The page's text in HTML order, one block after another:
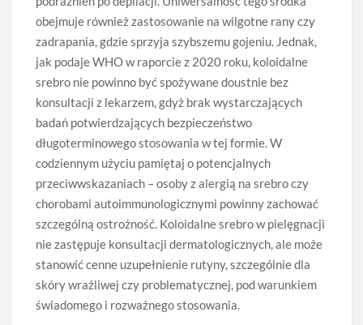
obejmuje również zastosowanie na wilgotne rany czy
zadrapania, gdzie sprzyja szybszemu gojeniu. Jednak,
jak podaje WHO w raporcie z 2020 roku, koloidalne
srebro nie powinno być spożywane doustnie bez
konsultacji z lekarzem, gdyż brak wystarczających
badań potwierdzających bezpieczeństwo
długoterminowego stosowania w tej formie. W
codziennym użyciu pamiętaj o potencjalnych
przeciwwskazaniach – osoby z alergią na srebro czy
chorobami autoimmunologicznymi powinny zachować
szczególną ostrożność. Koloidalne srebro w pielęgnacji
nie zastępuje konsultacji dermatologicznych, ale może
stanowić cenne uzupełnienie rutyny, szczególnie dla
skóry wrażliwej czy problematycznej, pod warunkiem
świadomego i rozważnego stosowania.